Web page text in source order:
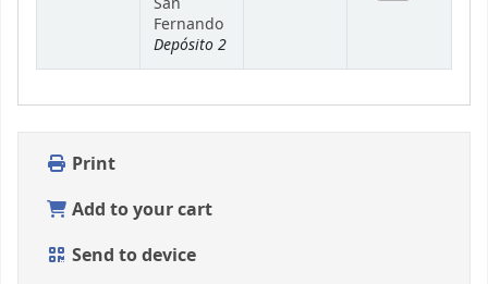
Fernando
Depósito 2
Print
Add to your cart
Send to device